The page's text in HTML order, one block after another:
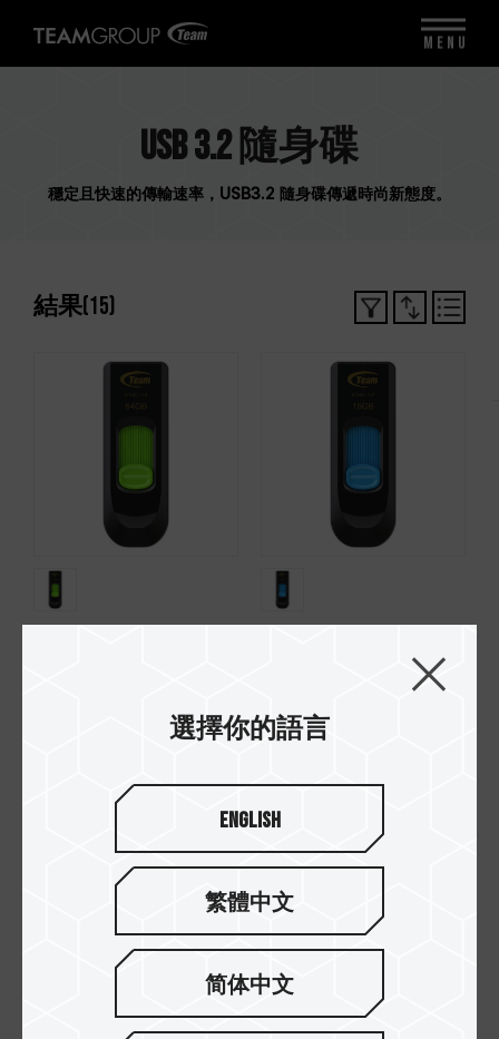
USB 3.2 隨身碟
穩定且快速的傳輸速率，USB3.2 隨身碟傳遞時尚新態度。
結果(15)
選擇你的語言
English
繁體中文
简体中文
MENU